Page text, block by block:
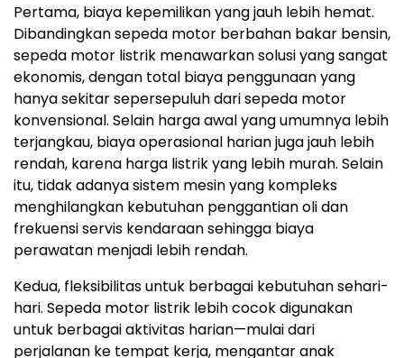
Pertama, biaya kepemilikan yang jauh lebih hemat.
Dibandingkan sepeda motor berbahan bakar bensin,
sepeda motor listrik menawarkan solusi yang sangat
ekonomis, dengan total biaya penggunaan yang
hanya sekitar sepersepuluh dari sepeda motor
konvensional. Selain harga awal yang umumnya lebih
terjangkau, biaya operasional harian juga jauh lebih
rendah, karena harga listrik yang lebih murah. Selain
itu, tidak adanya sistem mesin yang kompleks
menghilangkan kebutuhan penggantian oli dan
frekuensi servis kendaraan sehingga biaya
perawatan menjadi lebih rendah.
Kedua, fleksibilitas untuk berbagai kebutuhan sehari-
hari. Sepeda motor listrik lebih cocok digunakan
untuk berbagai aktivitas harian—mulai dari
perjalanan ke tempat kerja, mengantar anak